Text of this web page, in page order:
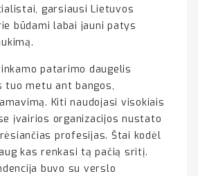
garsiausi Lietuvos
būdami labai jauni patys
patarimo daugelis
tuo metu ant bangos,
Kiti naudojasi visokiais
įvairios organizacijos nustato
profesijas. Štai kodėl
kas renkasi tą pačią sritį.
buvo su verslo